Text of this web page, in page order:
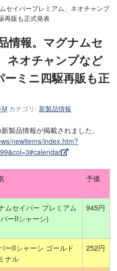
セイバープレミアム、ネオチャンプ
再販も正式発表
情報。マグナムセ
ネオチャンプなど
ミニ四駆再販も正
M カテゴリ: 新製品情報
製品情報が掲載されました。
newitems/index.htm?
予価
ムセイバー プレミアム
ーIIシャーシ)
945円
ーIIシャーシ ゴールド
ナル
252円